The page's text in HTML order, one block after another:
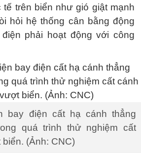
tế trên biển như gió giật mạnh
hỏi hệ thống cân bằng động
phải hoạt động với công
bay điện cất hạ cánh thẳng
quá trình thử nghiệm cất
(Ảnh: CNC)